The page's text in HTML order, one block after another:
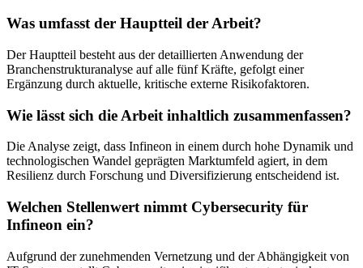
Was umfasst der Hauptteil der Arbeit?
Der Hauptteil besteht aus der detaillierten Anwendung der
Branchenstrukturanalyse auf alle fünf Kräfte, gefolgt einer
Ergänzung durch aktuelle, kritische externe Risikofaktoren.
Wie lässt sich die Arbeit inhaltlich zusammenfassen?
Die Analyse zeigt, dass Infineon in einem durch hohe Dynamik und
technologischen Wandel geprägten Marktumfeld agiert, in dem
Resilienz durch Forschung und Diversifizierung entscheidend ist.
Welchen Stellenwert nimmt Cybersecurity für
Infineon ein?
Aufgrund der zunehmenden Vernetzung und der Abhängigkeit von